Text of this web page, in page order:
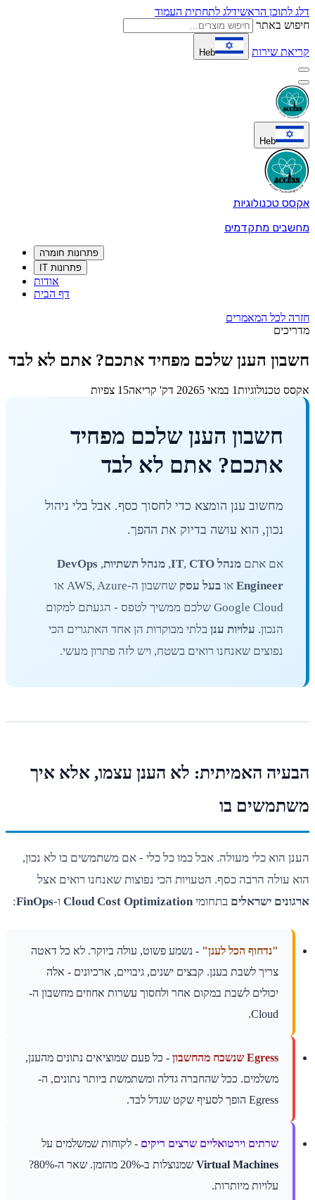
דלג לתוכן הראשידלג לתחתית העמוד
חיפוש באתר
קריאת שירות Heb
Heb
אקסס טכנולוגיות
מחשבים מתקדמים
פתרונות חומרה
פתרונות IT
אודות
דף הבית
חזרה לכל המאמרים
מדריכים
חשבון הענן שלכם מפחיד אתכם? אתם לא לבד
אקסס טכנולוגיות1 במאי 2026 5 דק' קריאה 15 צפיות
חשבון הענן שלכם מפחיד
אתכם? אתם לא לבד
מחשוב ענן הומצא כדי לחסוך כסף. אבל בלי ניהול
נכון, הוא עושה בדיוק את ההפך.
אם אתם מנהל IT , CTO
, מנהל תשתיות,
DevOps
Engineer או בעל עסק
שחשבון ה-AWS, Azure או
Google Cloud שלכם ממשיך לטפס - הגעתם למקום
הנכון. עלויות ענן בלתי מבוקרות הן אחד האתגרים הכי
נפוצים שאנחנו רואים בשטח, ויש לזה פתרון מעשי.
הבעיה האמיתית: לא הענן עצמו, אלא איך
משתמשים בו
הענן הוא כלי מעולה. אבל כמו כל כלי - אם משתמשים בו לא נכון,
הוא עולה הרבה כסף. הטעויות הכי נפוצות שאנחנו רואים אצל
ארגונים ישראלים בתחומיCloud Cost Optimization ו-FinOps
:
"נדחוף הכל לענן" - נשמע פשוט, עולה ביוקר. לא כל דאטה
צריך לשבת בענן. קבצים ישנים, גיבויים, ארכיונים - אלה
יכולים לשבת במקום אחר ולחסוך עשרות אחוזים מחשבון ה-
Cloud.
Egress שנשכח מהחשבון
- כל פעם שמוציאים נתונים מהענן,
משלמים. ככל שהחברה גדלה ומשתמשת ביותר נתונים, ה-
Egress הופך לסעיף שקט שגדל לבד.
שרתים וירטואליים שרצים ריקים - לקוחות שמשלמים על
Virtual Machines
שמנוצלות ב-20% מהזמן. שאר ה-80%?
עלויות מיותרות.